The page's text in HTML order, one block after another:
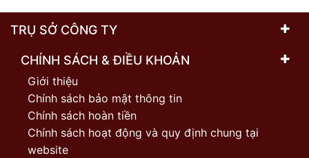
TRỤ SỞ CÔNG TY
CHÍNH SÁCH & ĐIỀU KHOẢN
Giới thiệu
Chính sách bảo mật thông tin
Chính sách hoàn tiền
Chính sách hoạt động và quy định chung tại
website